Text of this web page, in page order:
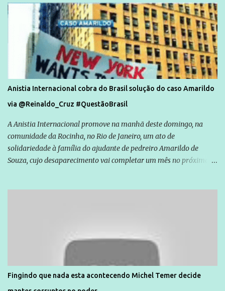
Anistia Internacional cobra do Brasil solução do caso Amarildo
via @Reinaldo_Cruz #QuestãoBrasil
A Anistia Internacional promove na manhã deste domingo, na
comunidade da Rocinha, no Rio de Janeiro, um ato de
solidariedade à família do ajudante de pedreiro Amarildo de
Souza, cujo desaparecimento vai completar um mês no próximo
são vítimas de violência, estão em situação de risco ou têm seus
direitos violados. Leia mais: Anistia Internacional cobra do Brasil
solução do caso Amarildo - Terra Brasil
Fingindo que nada esta acontecendo Michel Temer decide